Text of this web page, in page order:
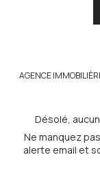
AGENCE
Désolé,
Ne manquez
alerte email et